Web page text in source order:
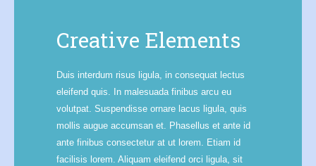
Creative Elements
Duis interdum risus ligula, in consequat lectus
eleifend quis. In malesuada finibus arcu eu
volutpat. Suspendisse ornare lacus ligula, quis
mollis augue accumsan et. Phasellus et ante id
ante finibus consectetur at ut lorem. Etiam id
facilisis lorem. Aliquam eleifend orci ligula, sit